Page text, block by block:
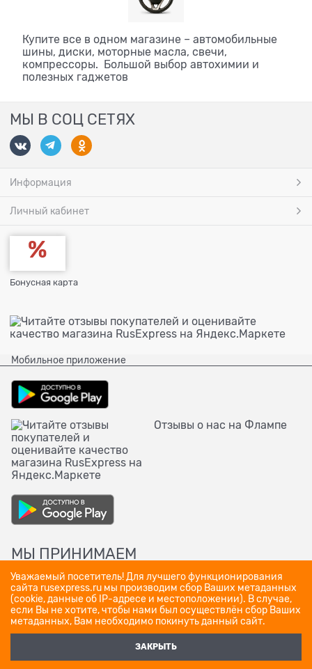
Купите все в одном магазине – автомобильные
шины, диски, моторные масла, свечи,
компрессоры. Большой выбор автохимии и
полезных гаджетов
МЫ В СОЦ СЕТЯХ
Информация
Личный кабинет
Бонусная карта
Мобильное приложение
Отзывы о нас на Флампе
МЫ ПРИНИМАЕМ
Полная версия сайта
Уважаемый посетитель! Для лучшего функционирования
сайта rusexpress.ru мы производим сбор Ваших метаданных
(cookie, данные об IP-адресе и местоположении). В случае,
если Вы не хотите, чтобы нами был осуществлён сбор Ваших
метаданных, Вам необходимо покинуть данный сайт.
ЗАКРЫТЬ